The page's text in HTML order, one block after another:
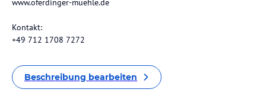
www.oferdinger-muehle.de
Kontakt:
+49 712 1708 7272
Beschreibung bearbeiten